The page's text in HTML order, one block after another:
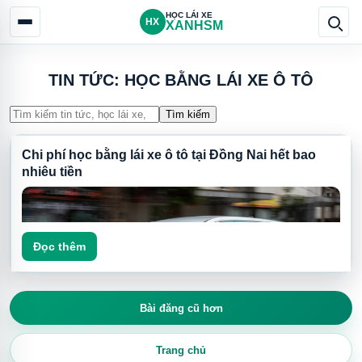
HX
HỌC LÁI XE
XANHSM
TIN TỨC: HỌC BẰNG LÁI XE Ô TÔ
Tìm kiếm
Chi phí học bằng lái xe ô tô tại Đồng Nai hết bao
nhiêu tiền
Đọc thêm
Bài đăng cũ hơn
Trang chủ